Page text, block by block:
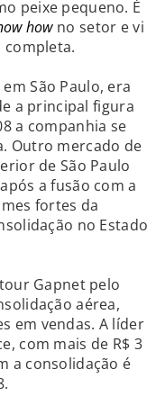
peixe pequeno. É
howno setor e vi
completa.
São Paulo, era
a principal figura
a companhia se
Outro mercado de
de São Paulo
a fusão com a
fortes da
no Estado
Gapnet pelo
aérea,
em vendas. A líder
com mais de R$ 3
a consolidação é